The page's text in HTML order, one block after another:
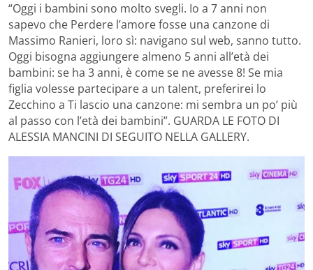
“Oggi i bambini sono molto svegli. Io a 7 anni non
sapevo che Perdere l’amore fosse una canzone di
Massimo Ranieri, loro sì: navigano sul web, sanno tutto.
Oggi bisogna aggiungere almeno 5 anni all’età dei
bambini: se ha 3 anni, è come se ne avesse 8! Se mia
figlia volesse partecipare a un talent, preferirei lo
Zecchino a Ti lascio una canzone: mi sembra un po’ più
al passo con l’età dei bambini”. GUARDA LE FOTO DI
ALESSIA MANCINI DI SEGUITO NELLA GALLERY.